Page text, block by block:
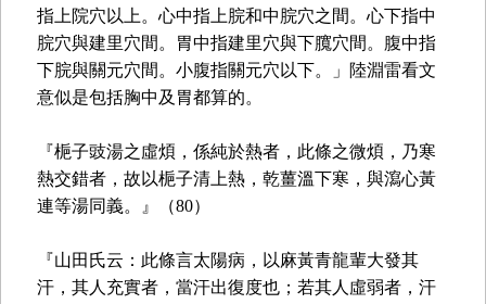
指上院穴以上。心中指上脘和中脘穴之間。心下指中
脘穴與建里穴間。胃中指建里穴與下臗穴間。腹中指
下脘與關元穴間。小腹指關元穴以下。」陸淵雷看文
意似是包括胸中及胃都算的。
『梔子豉湯之虛煩，係純於熱者，此條之微煩，乃寒
熱交錯者，故以梔子清上熱，乾薑溫下寒，與瀉心黃
連等湯同義。』（80）
『山田氏云：此條言太陽病，以麻黃青龍輩大發其
汗，其人充實者，當汗出復度也；若其人虛弱者，汗